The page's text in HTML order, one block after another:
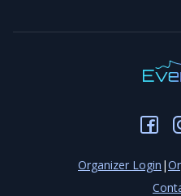
Organizer Login |